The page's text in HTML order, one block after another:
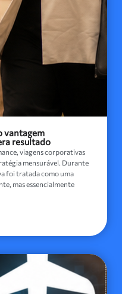
vantagem
resultado
viagens corporativas
mensurável. Durante
foi tratada como uma
mas essencialmente